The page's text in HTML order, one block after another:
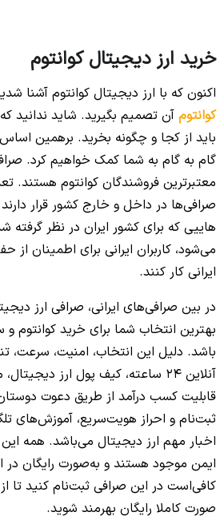
خرید ارز دیجیتال کوانتوم
اکنون که با ارز دیجیتال کوانتوم آشنا
کوانتوم آن تصمیم بگیرید. شاید ندانید که
باید از کجا و چگونه بخرید. برهمین
گام به گام به شما کمک خواهیم کرد.
معتبرترین فروشندگان کوانتوم هستند.
صرافی‌ها در داخل و خارج کشور قرار
هاییی که برای کشور ایران در نظر
می‌شود، کاربران ایرانی برای اطمینان
ایرانی کار کنند.
در بین صرافی‌های ایرانی، صرافی ارز
بهترین انتخاب شما برای خرید کوانتوم و
باشد. دلیل این انتخاب، امنیت، سرعت،
آنلاین 24 ساعته، کیف پول ارز
قابلیت کسب درآمد از طریق دعوت
ثبت‌نام و احراز هویت‌سریع، آموزش‌های
اخبار مهم ارز دیجیتال می‌باشد. همه
ایمن موجود هستند و به‌صورت رایگان در
کافی‌است در این صرافی ثبت‌نام کنید تا از
صورت کاملا رایگان بهرمند شوید.